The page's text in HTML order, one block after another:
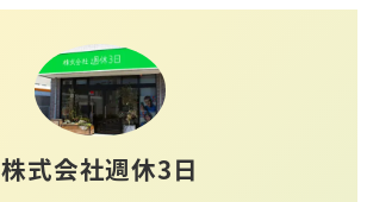
株式会社週休3日